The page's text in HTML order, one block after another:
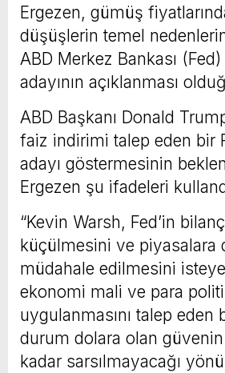
Ergezen, gümüş
düşüşlerin temel
ABD Merkez Bankası
adayının açıklanması
ABD Başkanı Donald
faiz indirimi talep eden bir
adayı göstermesinin
Ergezen şu ifadeleri
“Kevin Warsh, Fed’in
küçülmesini ve piyasalara
müdahale edilmesini
ekonomi mali ve para
uygulanmasını talep eden
durum dolara olan
kadar sarsılmayacağı